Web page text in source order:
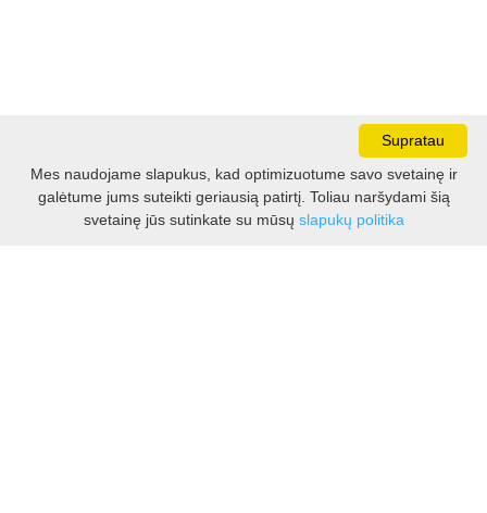
Darbo laikas:
I - V 8.30 - 17.00 val.
Supratau
Mes naudojame slapukus, kad optimizuotume savo svetainę ir
galėtume jums suteikti geriausią patirtį. Toliau naršydami šią
svetainę jūs sutinkate su mūsų slapukų politika